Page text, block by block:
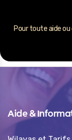
Pour toute aide ou
Aide &